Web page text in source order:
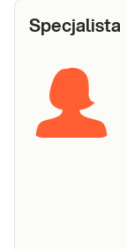
Specjalista